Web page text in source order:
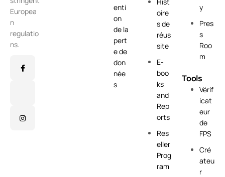
Europea
n
regulatio
ns.
enti
on
de la
pert
e de
don
née
s
oire
s de
réus
site
E-
boo
ks
and
Rep
orts
Res
eller
Prog
ram
y
Pres
s
Roo
m
Tools
Vérif
icat
eur
de
FPS
Cré
ateu
r